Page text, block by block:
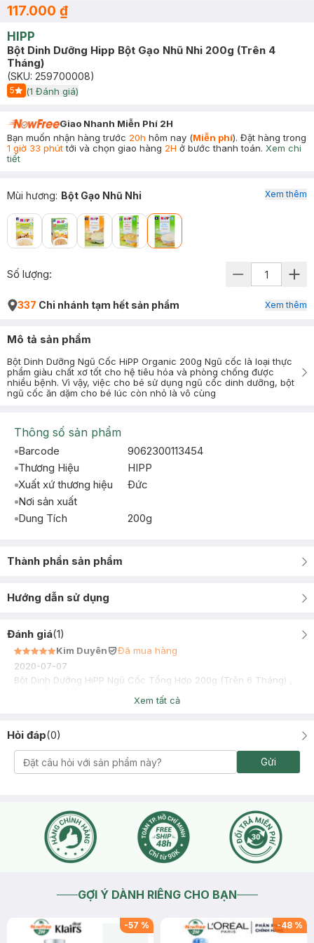
117.000 ₫
HIPP
Bột Dinh Dưỡng Hipp Bột Gạo Nhũ Nhi 200g (Trên 4
Tháng)
(SKU: 259700008)
5
Start Icon
(1 Đánh giá)
Giao Nhanh Miễn Phí 2H
Bạn muốn nhận hàng trước 20h hôm nay (Miễn phí). Đặt hàng trong
1 giờ 33 phúttới và chọn giao hàng 2H ở bước thanh toán. Xem chi
tiết
Mùi hương: Bột Gạo Nhũ Nhi Xem thêm
Số lượng:
337 Chi nhánh tạm hết sản phẩm Xem thêm
Mô tả sản phẩm
Bột Dinh Dưỡng Ngũ Cốc HiPP Organic 200g Ngũ cốc là loại thực
phẩm giàu chất xơ tốt cho hệ tiêu hóa và phòng chống được
nhiều bệnh. Vì vậy, việc cho bé sử dụng ngũ cốc dinh dưỡng, bột
ngũ cốc ăn dặm cho bé lúc còn nhỏ là vô cùng
Thông số sản phẩm
Barcode
9062300113454
Thương Hiệu
HIPP
Xuất xứ thương hiệu
Ðức
Nơi sản xuất
Dung Tích
200g
Thành phần sản phẩm
Hướng dẫn sử dụng
Đánh giá(1)
Kim Duyên
Đã mua hàng
2020-07-07
Bột Dinh Dưỡng HiPP Ngũ Cốc Tổng Hợp 200g (Trên 6 Tháng) ,
Xem tất cả
Hỏi đáp(0)
Gửi
GỢI Ý DÀNH RIÊNG CHO BẠN
-57 % -48 %